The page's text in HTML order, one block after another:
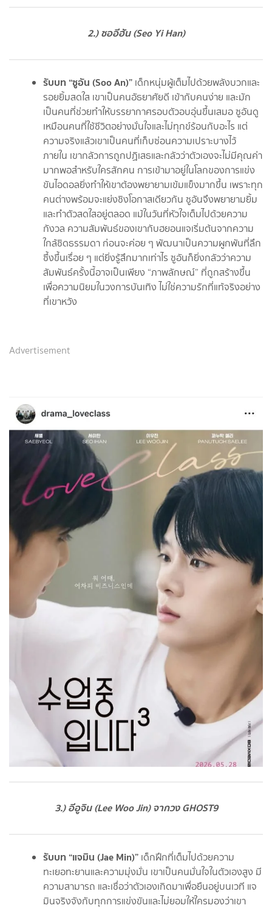
2.) ซออีฮัน (Seo Yi Han)
รับบท “ซูอัน (Soo An)” เด็กหนุ่มผู้เต็มไปด้วยพลังบวกและ
รอยยิ้มสดใส เขาเป็นคนอัธยาศัยดี เข้ากับคนง่าย และมัก
เป็นคนที่ช่วยทำให้บรรยากาศรอบตัวอบอุ่นขึ้นเสมอ ซูอันดู
เหมือนคนที่ใช้ชีวิตอย่างมั่นใจและไม่ทุกข์ร้อนกับอะไร แต่
ความจริงแล้วเขาเป็นคนที่เก็บซ่อนความเปราะบางไว้
ภายใน เขากลัวการถูกปฏิเสธและกลัวว่าตัวเองจะไม่มีคุณค่า
มากพอสำหรับใครสักคน การเข้ามาอยู่ในโลกของการแข่ง
ขันไอดอลยิ่งทำให้เขาต้องพยายามเข้มแข็งมากขึ้น เพราะทุก
คนต่างพร้อมจะแย่งชิงโอกาสเดียวกัน ซูอันจึงพยายามยิ้ม
และทำตัวสดใสอยู่ตลอด แม้ในวันที่หัวใจเต็มไปด้วยความ
กังวล ความสัมพันธ์ของเขากับฮยอนแจเริ่มต้นจากความ
ใกล้ชิดธรรมดา ก่อนจะค่อย ๆ พัฒนาเป็นความผูกพันที่ลึก
ซึ้งขึ้นเรื่อย ๆ แต่ยิ่งรู้สึกมากเท่าไร ซูอันก็ยิ่งกลัวว่าความ
สัมพันธ์ครั้งนี้อาจเป็นเพียง “ภาพลักษณ์” ที่ถูกสร้างขึ้น
เพื่อความนิยมในวงการบันเทิง ไม่ใช่ความรักที่แท้จริงอย่าง
ที่เขาหวัง
Advertisement
3.) อีอูจิน (Lee Woo Jin) จากวง GHOST9
รับบท “แจมิน (Jae Min)” เด็กฝึกที่เต็มไปด้วยความ
ทะเยอทะยานและความมุ่งมั่น เขาเป็นคนมั่นใจในตัวเองสูง มี
ความสามารถ และเชื่อว่าตัวเองเกิดมาเพื่อยืนอยู่บนเวที แจ
มินจริงจังกับทุกการแข่งขันและไม่ยอมให้ใครมองว่าเขา